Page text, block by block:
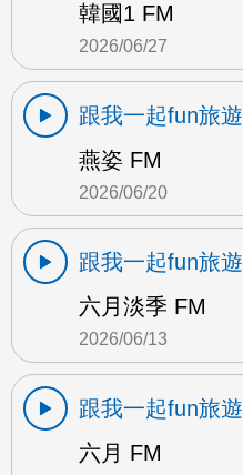
韓國1 FM
2026/06/27
跟我一起fun旅遊
燕姿 FM
2026/06/20
跟我一起fun旅遊
六月淡季 FM
2026/06/13
跟我一起fun旅遊
六月 FM